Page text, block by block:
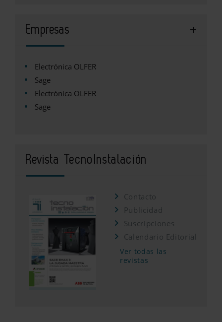
Empresas
Electrónica OLFER
Sage
Electrónica OLFER
Sage
Revista TecnoInstalación
Contacto
Publicidad
Suscripciones
Calendario Editorial
Ver todas las
revistas